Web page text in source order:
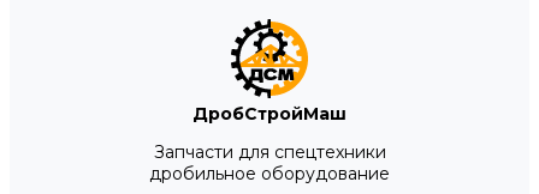
ДробСтройМаш
Запчасти для спецтехники
дробильное оборудование